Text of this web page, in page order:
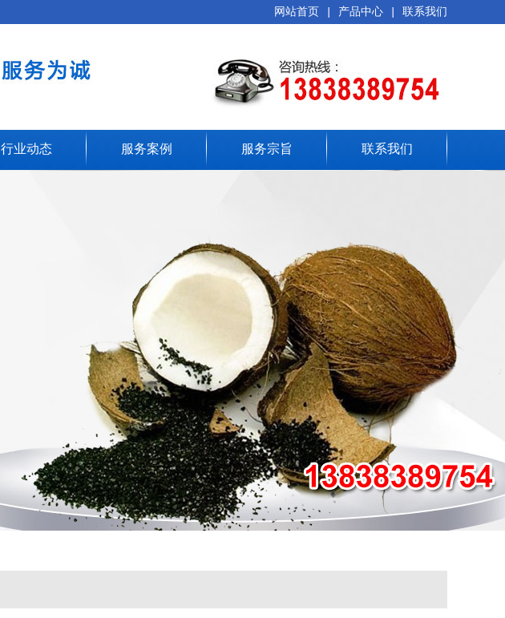
网站首页 产品中心 联系我们
行业动态 服务案例 服务宗旨 联系我们